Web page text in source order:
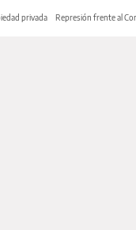
privada Represión frente al